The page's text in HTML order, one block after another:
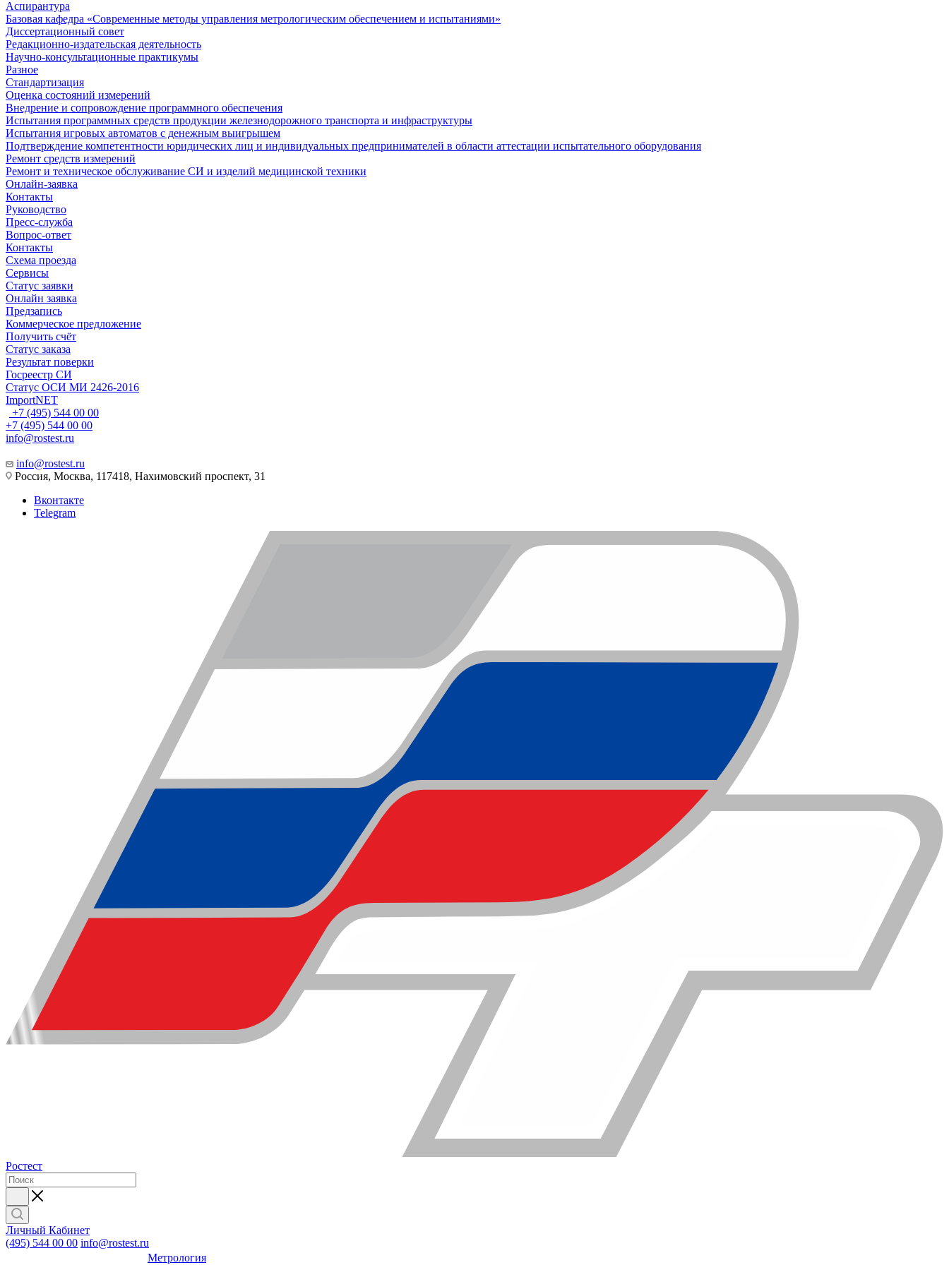
Аспирантура
Базовая кафедра «Современные методы управления метрологическим обеспечением и испытаниями»
Диссертационный совет
Редакционно-издательская деятельность
Научно-консультационные практикумы
Разное
Стандартизация
Оценка состояний измерений
Внедрение и сопровождение программного обеспечения
Испытания программных средств продукции железнодорожного транспорта и инфраструктуры
Испытания игровых автоматов с денежным выигрышем
Подтверждение компетентности юридических лиц и индивидуальных предпринимателей в области аттестации испытательного оборудования
Ремонт средств измерений
Ремонт и техническое обслуживание СИ и изделий медицинской техники
Онлайн-заявка
Контакты
Руководство
Пресс-служба
Вопрос-ответ
Контакты
Схема проезда
Сервисы
Статус заявки
Онлайн заявка
Предзапись
Коммерческое предложение
Получить счёт
Статус заказа
Результат поверки
Госреестр СИ
Статус ОСИ МИ 2426-2016
ImportNET
+7 (495) 544 00 00
+7 (495) 544 00 00
info@rostest.ru
info@rostest.ru
Россия, Москва, 117418, Нахимовский проспект, 31
Вконтакте
Telegram
Ростест
Личный Кабинет
(495) 544 00 00 info@rostest.ru
Метрология